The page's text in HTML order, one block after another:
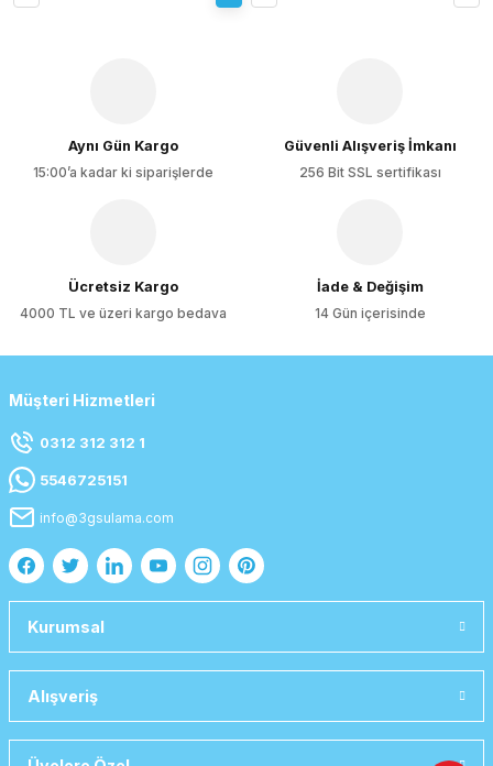
Aynı Gün Kargo
15:00’a kadar ki siparişlerde
Güvenli Alışveriş İmkanı
256 Bit SSL sertifikası
Ücretsiz Kargo
4000 TL ve üzeri kargo bedava
İade & Değişim
14 Gün içerisinde
Müşteri Hizmetleri
0312 312 312 1
5546725151
info@3gsulama.com
Kurumsal
Alışveriş